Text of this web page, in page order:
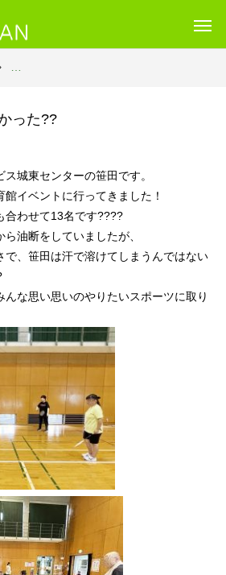
就労移行支援・ニコサービス城東センター
った??
城東センターの笹田です。
イベントに行ってきました！
合わせて13名です????
油断をしていましたが、
で、笹田は汗で溶けてしまうんではない
んな思い思いのやりたいスポーツに取り